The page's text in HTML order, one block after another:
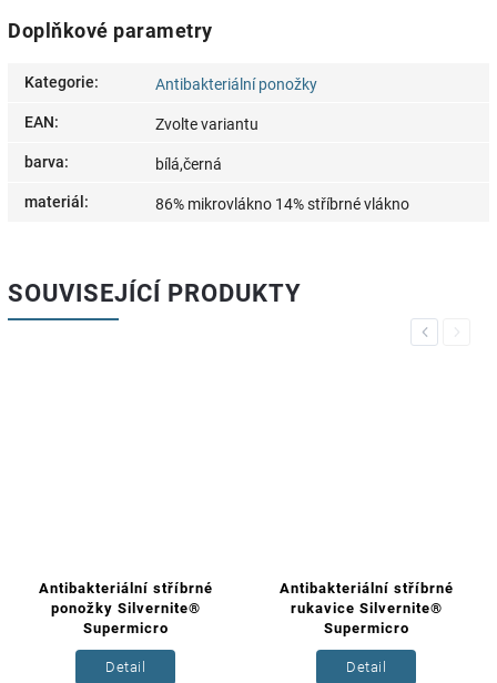
Doplňkové parametry
Kategorie: Antibakteriální ponožky
EAN: Zvolte variantu
barva: bílá,černá
materiál : 86% mikrovlákno 14% stříbrné vlákno
SOUVISEJÍCÍ PRODUKTY
Previous
Antibakteriální stříbrné
ponožky Silvernite®
Supermicro
Detail
Antibakteriální stříbrné
rukavice Silvernite®
Supermicro
Detail
Next